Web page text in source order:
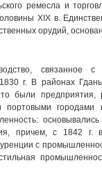
ремесла и
XIX в.
орудий,
связанное с
г. В районах
были предприятия,
портовыми
основывались
причем, с 1842 г.
с